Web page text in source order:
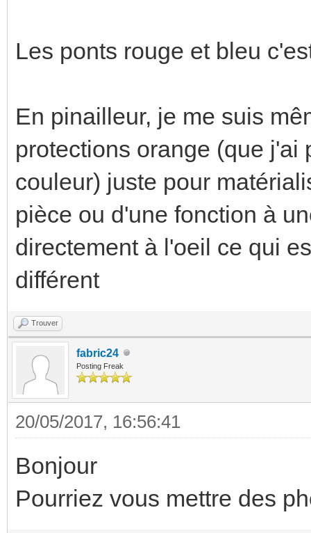
Les ponts rouge et bleu
En pinailleur, je me suis
protections orange (que j'ai
couleur) juste pour
pièce ou d'une fonction à
directement à l'oeil ce qui
différent
Trouver
fabric24
Posting Freak
20/05/2017, 16:56:41
Bonjour
Pourriez vous mettre des